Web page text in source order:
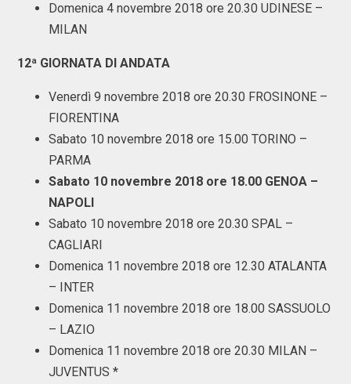
Domenica 4 novembre 2018 ore 20.30 UDINESE –
MILAN
12ª GIORNATA DI ANDATA
Venerdì 9 novembre 2018 ore 20.30 FROSINONE –
FIORENTINA
Sabato 10 novembre 2018 ore 15.00 TORINO –
PARMA
Sabato 10 novembre 2018 ore 18.00 GENOA –
NAPOLI
Sabato 10 novembre 2018 ore 20.30 SPAL –
CAGLIARI
Domenica 11 novembre 2018 ore 12.30 ATALANTA
– INTER
Domenica 11 novembre 2018 ore 18.00 SASSUOLO
– LAZIO
Domenica 11 novembre 2018 ore 20.30 MILAN –
JUVENTUS *